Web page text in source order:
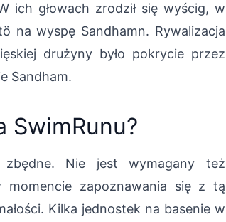
ich głowach zrodził się wyścig, w
na wyspę Sandhamn. Rywalizacja
drużyny było pokrycie przez
Sandham.
Nie jest wymagany też
zapoznawania się z tą
Kilka jednostek na basenie w